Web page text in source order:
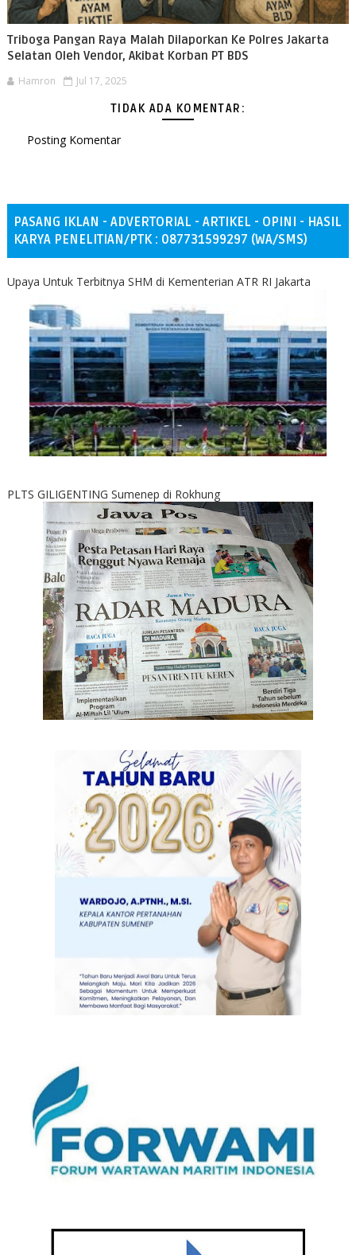
Triboga Pangan Raya Malah Dilaporkan Ke Polres Jakarta
Selatan Oleh Vendor, Akibat Korban PT BDS
Hamron Jul 17, 2025
TIDAK ADA KOMENTAR:
Posting Komentar
PASANG IKLAN - ADVERTORIAL - ARTIKEL - OPINI - HASIL
KARYA PENELITIAN/PTK : 087731599297 (WA/SMS)
Upaya Untuk Terbitnya SHM di Kementerian ATR RI Jakarta
PLTS GILIGENTING Sumenep di Rokhung